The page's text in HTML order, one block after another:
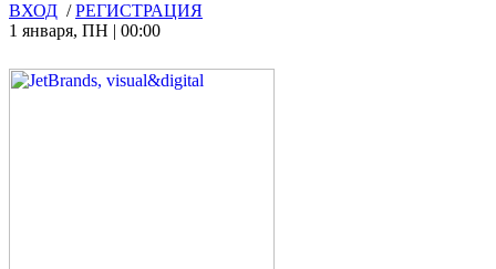
ВХОД /РЕГИСТРАЦИЯ
1 января, ПН | 00:00